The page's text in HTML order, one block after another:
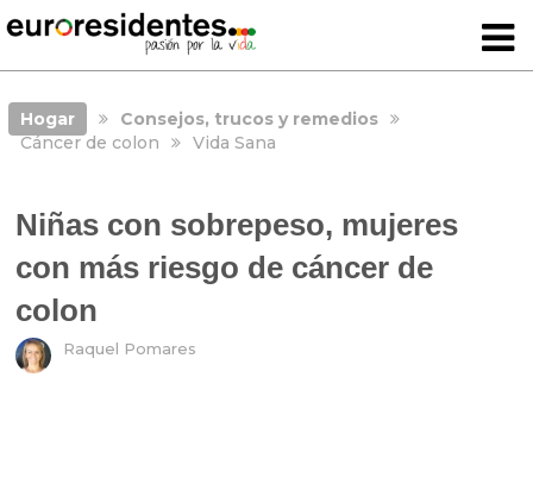
Hogar
Consejos, trucos y remedios
Cáncer de colon
Vida Sana
Niñas con sobrepeso, mujeres
con más riesgo de cáncer de
colon
Raquel Pomares